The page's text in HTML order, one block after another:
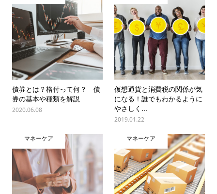
債券とは？格付って何？ 債
券の基本や種類を解説
2020.06.08
仮想通貨と消費税の関係が気
になる！誰でもわかるように
やさしく...
2019.01.22
マネーケア マネーケア